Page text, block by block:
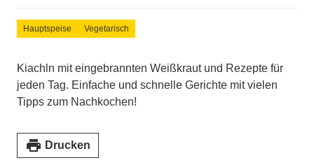
Hauptspeise Vegetarisch
Kiachln mit eingebrannten Weißkraut und Rezepte für
jeden Tag. Einfache und schnelle Gerichte mit vielen
Tipps zum Nachkochen!
print Drucken